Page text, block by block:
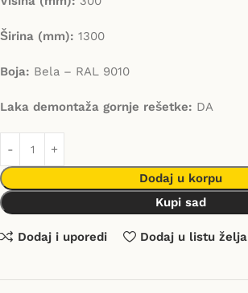
Širina (mm): 1300
Boja: Bela – RAL 9010
Laka demontaža gornje rešetke: DA
Dodaj u korpu
Kupi sad
Dodaj i uporedi Dodaj u listu želja